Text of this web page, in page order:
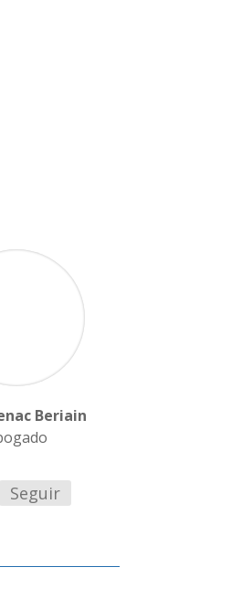
Beriain
Seguir